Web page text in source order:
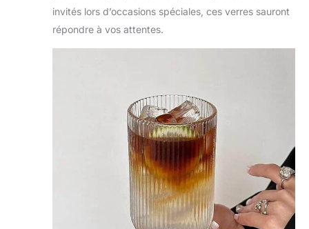
invités lors d’occasions spéciales, ces verres sauront
répondre à vos attentes.